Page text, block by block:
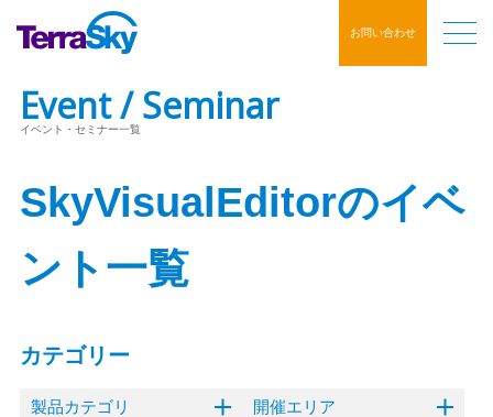
お問い合わせ
Event / Seminar
イベント・セミナー一覧
SkyVisualEditorのイベ
ント一覧
カテゴリー
製品カテゴリ 開催エリア